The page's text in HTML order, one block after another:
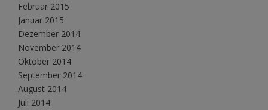
Februar 2015
Januar 2015
Dezember 2014
November 2014
Oktober 2014
September 2014
August 2014
Juli 2014